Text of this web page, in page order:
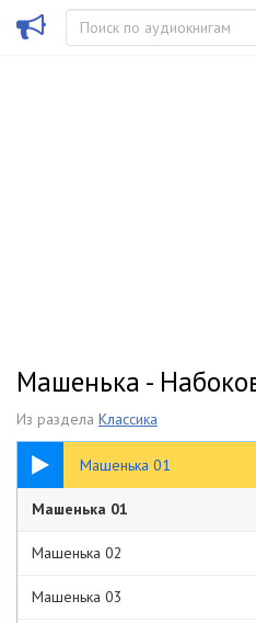
Машенька -
Из раздела Классика
Машенька 01
03:07
Машенька 01
Машенька 02
Машенька 03